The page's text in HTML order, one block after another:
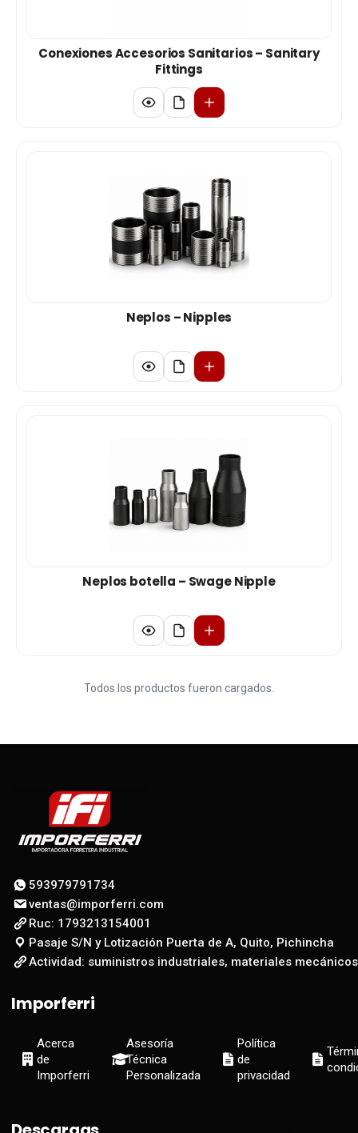
Conexiones Accesorios Sanitarios – Sanitary
Fittings
Neplos – Nipples
Neplos botella – Swage Nipple
Todos los productos fueron cargados.
593979791734
ventas@imporferri.com
Ruc: 1793213154001
Pasaje S/N y Lotización Puerta de A, Quito, Pichincha
Actividad: suministros industriales, materiales
Imporferri
Acerca
de
Imporferri
Asesoría
Técnica
Personalizada
Política
de
privacidad